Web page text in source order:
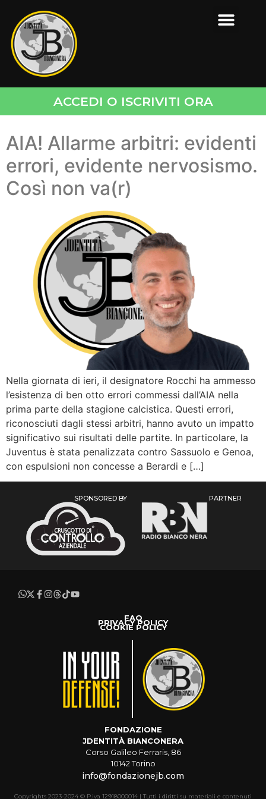
ACCEDI O ISCRIVITI ORA
AIA! Allarme arbitri: evidenti
errori, evidente nervosismo.
Così non va(r)
Nella giornata di ieri, il designatore Rocchi ha ammesso
l’esistenza di ben otto errori commessi dall’AIA nella
prima parte della stagione calcistica. Questi errori,
riconosciuti dagli stessi arbitri, hanno avuto un impatto
significativo sui risultati delle partite. In particolare, la
Juventus è stata penalizzata contro Sassuolo e Genoa,
con espulsioni non concesse a Berardi e […]
SPONSORED BY PARTNER
FAQ
PRIVACY POLICY
COOKIE POLICY
FONDAZIONE
JDENTITÀ BIANCONERA
Corso Galileo Ferraris, 86
10142 Torino
info@fondazionejb.com
Copyrights 2023-2024 © P.iva 12918000014 | Tutti i diritti su materiali e contenuti